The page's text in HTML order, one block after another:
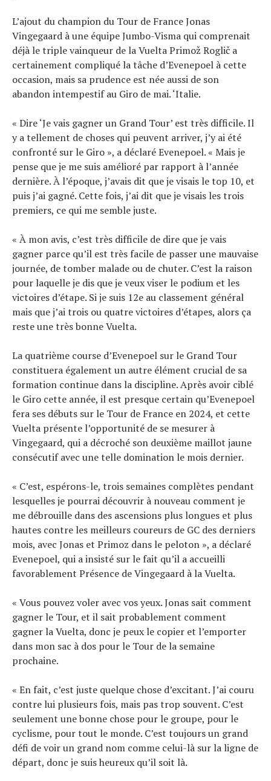
L’ajout du champion du Tour de France Jonas
Vingegaard à une équipe Jumbo-Visma qui comprenait
déjà le triple vainqueur de la Vuelta Primož Roglič a
certainement compliqué la tâche d’Evenepoel à cette
occasion, mais sa prudence est née aussi de son
abandon intempestif au Giro de mai. ‘Italie.
« Dire ‘Je vais gagner un Grand Tour’ est très difficile. Il
y a tellement de choses qui peuvent arriver, j’y ai été
confronté sur le Giro », a déclaré Evenepoel. « Mais je
pense que je me suis amélioré par rapport à l’année
dernière. À l’époque, j’avais dit que je visais le top 10, et
puis j’ai gagné. Cette fois, j’ai dit que je visais les trois
premiers, ce qui me semble juste.
« À mon avis, c’est très difficile de dire que je vais
gagner parce qu’il est très facile de passer une mauvaise
journée, de tomber malade ou de chuter. C’est la raison
pour laquelle je dis que je veux viser le podium et les
victoires d’étape. Si je suis 12e au classement général
mais que j’ai trois ou quatre victoires d’étapes, alors ça
reste une très bonne Vuelta.
La quatrième course d’Evenepoel sur le Grand Tour
constituera également un autre élément crucial de sa
formation continue dans la discipline. Après avoir ciblé
le Giro cette année, il est presque certain qu’Evenepoel
fera ses débuts sur le Tour de France en 2024, et cette
Vuelta présente l’opportunité de se mesurer à
Vingegaard, qui a décroché son deuxième maillot jaune
consécutif avec une telle domination le mois dernier.
« C’est, espérons-le, trois semaines complètes pendant
lesquelles je pourrai découvrir à nouveau comment je
me débrouille dans des ascensions plus longues et plus
hautes contre les meilleurs coureurs de GC des derniers
mois, avec Jonas et Primoz dans le peloton », a déclaré
Evenepoel, qui a insisté sur le fait qu’il a accueilli
favorablement Présence de Vingegaard à la Vuelta.
« Vous pouvez voler avec vos yeux. Jonas sait comment
gagner le Tour, et il sait probablement comment
gagner la Vuelta, donc je peux le copier et l’emporter
dans mon sac à dos pour le Tour de la semaine
prochaine.
« En fait, c’est juste quelque chose d’excitant. J’ai couru
contre lui plusieurs fois, mais pas trop souvent. C’est
seulement une bonne chose pour le groupe, pour le
cyclisme, pour tout le monde. C’est toujours un grand
défi de voir un grand nom comme celui-là sur la ligne de
départ, donc je suis heureux qu’il soit là.
À propos